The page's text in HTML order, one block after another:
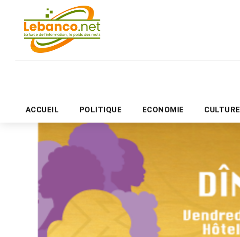
ACCUEIL POLITIQUE ECONOMIE CULTURE